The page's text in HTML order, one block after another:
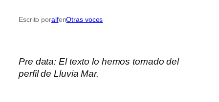
Escrito poralfenOtras voces
Pre data: El texto lo hemos tomado del
perfil de Lluvia Mar.